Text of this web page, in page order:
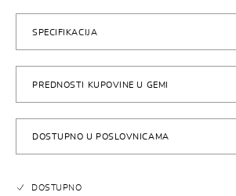
SPECIFIKACIJA
PREDNOSTI KUPOVINE U GEMI
DOSTUPNO U POSLOVNICAMA
DOSTUPNO